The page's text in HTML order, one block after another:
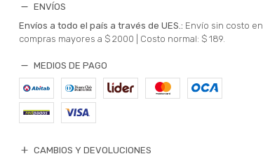
ENVÍOS
Envíos a todo el país a través de UES.: Envío sin costo en
compras mayores a $ 2000 | Costo normal: $ 189.
MEDIOS DE PAGO
CAMBIOS Y DEVOLUCIONES